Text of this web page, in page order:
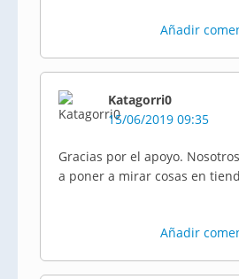
Añadir
Katagorri0
15/06/2019 09:35
Gracias por el apoyo.
a poner a mirar cosas en
Añadir